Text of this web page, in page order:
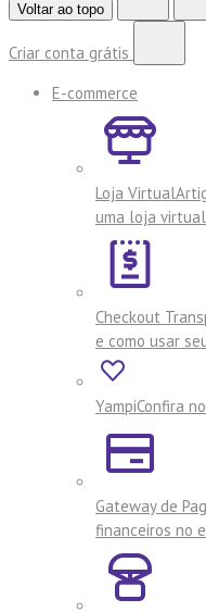
Voltar ao topo
Criar conta grátis
E-commerce
Loja Virtual
uma loja virtual
Checkout
e como usar
YampiConfira
Gateway de
financeiros no